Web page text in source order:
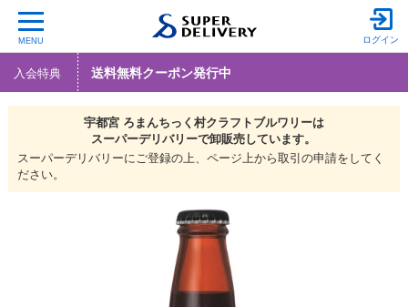
MENU ログイン
入会特典 送料無料クーポン発行中
宇都宮 ろまんちっく村クラフトブルワリーは
スーパーデリバリーで卸販売しています。
スーパーデリバリーにご登録の上、ページ上から取引の申請をしてく
ださい。